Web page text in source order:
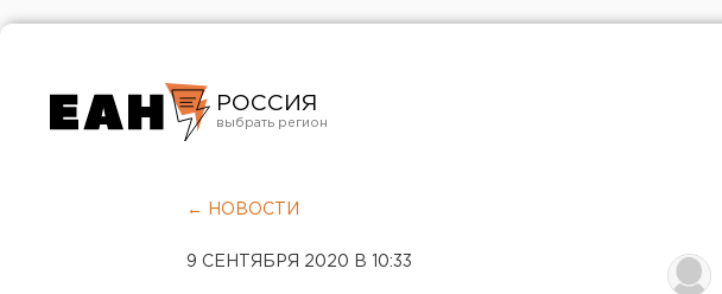
РОССИЯ
Челябинск
← НОВОСТИ
9 СЕНТЯБРЯ 2020 В 10:33